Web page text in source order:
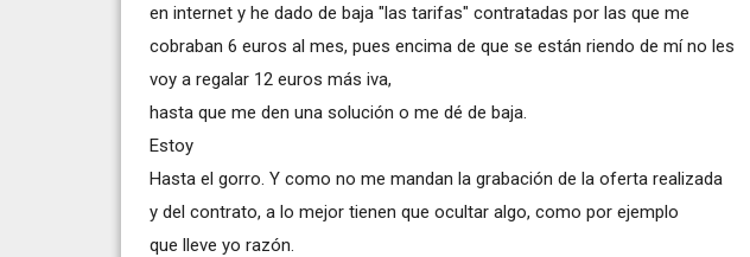
en internet y he dado de baja "las tarifas" contratadas por las que me
cobraban 6 euros al mes, pues encima de que se están riendo de mí no les
voy a regalar 12 euros más iva,
hasta que me den una solución o me dé de baja.
Estoy
Hasta el gorro. Y como no me mandan la grabación de la oferta realizada
y del contrato, a lo mejor tienen que ocultar algo, como por ejemplo
que lleve yo razón.